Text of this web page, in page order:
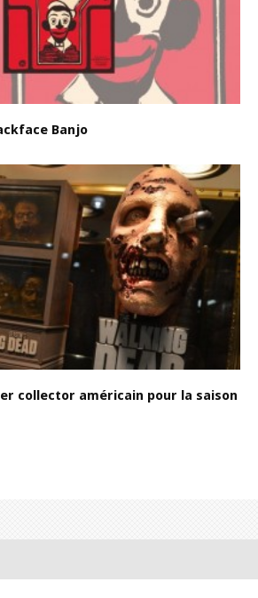
Banjo
collector américain pour la saison